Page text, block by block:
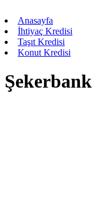
Anasayfa
İhtiyaç Kredisi
Taşıt Kredisi
Konut Kredisi